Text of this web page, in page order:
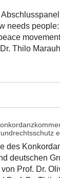
needs
Thilo
des
deutschen
Prof. Dr.